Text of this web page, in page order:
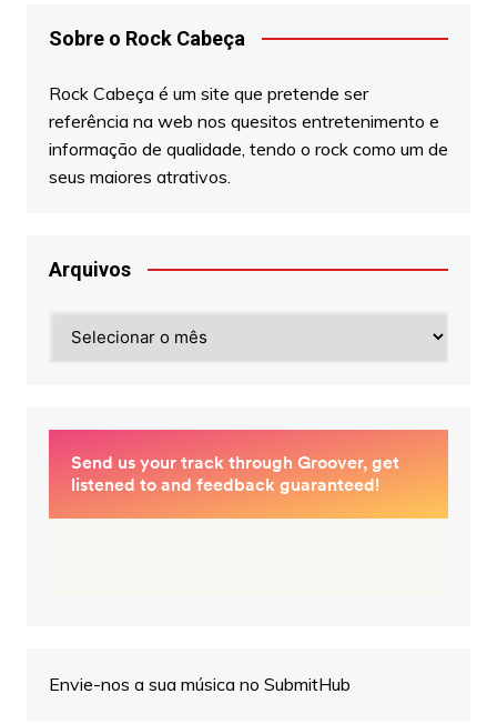
Sobre o Rock Cabeça
Rock Cabeça é um site que pretende ser
referência na web nos quesitos entretenimento e
informação de qualidade, tendo o rock como um de
seus maiores atrativos.
Arquivos
Envie-nos a sua música no SubmitHub